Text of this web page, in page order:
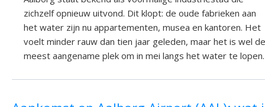
zichzelf opnieuw uitvond. Dit klopt: de oude fabrieken aan
het water zijn nu appartementen, musea en kantoren. Het
voelt minder rauw dan tien jaar geleden, maar het is wel de
meest aangename plek om in mei langs het water te lopen.